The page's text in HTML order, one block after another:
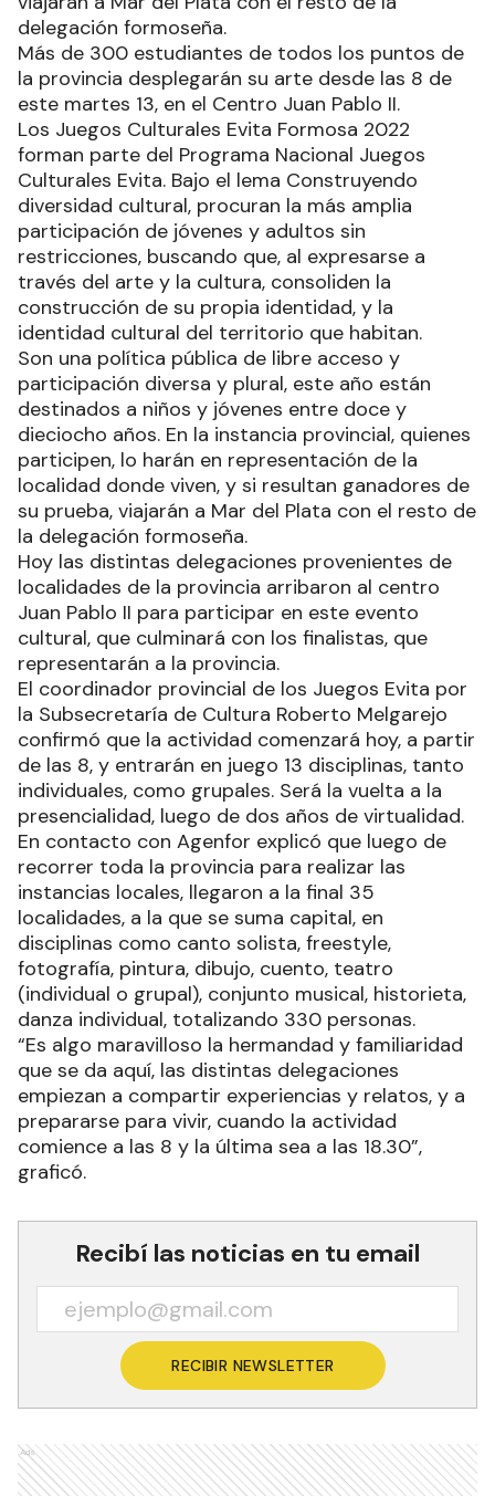
delegación formoseña.
Más de 300 estudiantes de todos los puntos de
la provincia desplegarán su arte desde las 8 de
este martes 13, en el Centro Juan Pablo II.
Los Juegos Culturales Evita Formosa 2022
forman parte del Programa Nacional Juegos
Culturales Evita. Bajo el lema Construyendo
diversidad cultural, procuran la más amplia
participación de jóvenes y adultos sin
restricciones, buscando que, al expresarse a
través del arte y la cultura, consoliden la
construcción de su propia identidad, y la
identidad cultural del territorio que habitan.
Son una política pública de libre acceso y
participación diversa y plural, este año están
destinados a niños y jóvenes entre doce y
dieciocho años. En la instancia provincial, quienes
participen, lo harán en representación de la
localidad donde viven, y si resultan ganadores de
su prueba, viajarán a Mar del Plata con el resto de
la delegación formoseña.
Hoy las distintas delegaciones provenientes de
localidades de la provincia arribaron al centro
Juan Pablo II para participar en este evento
cultural, que culminará con los finalistas, que
representarán a la provincia.
El coordinador provincial de los Juegos Evita por
la Subsecretaría de Cultura Roberto Melgarejo
confirmó que la actividad comenzará hoy, a partir
de las 8, y entrarán en juego 13 disciplinas, tanto
individuales, como grupales. Será la vuelta a la
presencialidad, luego de dos años de virtualidad.
En contacto con Agenfor explicó que luego de
recorrer toda la provincia para realizar las
instancias locales, llegaron a la final 35
localidades, a la que se suma capital, en
disciplinas como canto solista, freestyle,
fotografía, pintura, dibujo, cuento, teatro
(individual o grupal), conjunto musical, historieta,
danza individual, totalizando 330 personas.
“Es algo maravilloso la hermandad y familiaridad
que se da aquí, las distintas delegaciones
empiezan a compartir experiencias y relatos, y a
prepararse para vivir, cuando la actividad
comience a las 8 y la última sea a las 18.30”,
graficó.
Recibí las noticias en tu email
RECIBIR NEWSLETTER
Ads